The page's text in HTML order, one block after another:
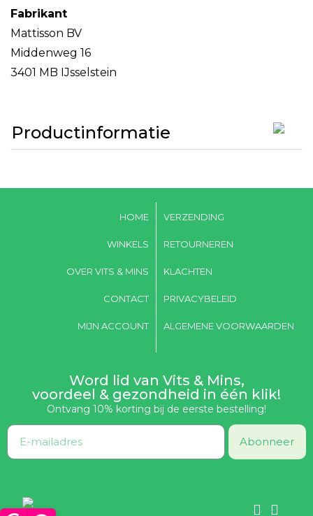
Fabrikant
Mattisson BV
Middenweg 16
3401 MB IJsselstein
Productinformatie
HOME
WINKELS
OVER VITS & MINS
CONTACT
MIJN ACCOUNT
VERZENDING
RETOURNEREN
KLACHTEN
PRIVACYBELEID
ALGEMENE VOORWAARDEN
Word lid van Vits & Mins,
voordeel & gezondheid in één klik!
Ontvang 10% korting bij de eerste bestelling!
Abonneer